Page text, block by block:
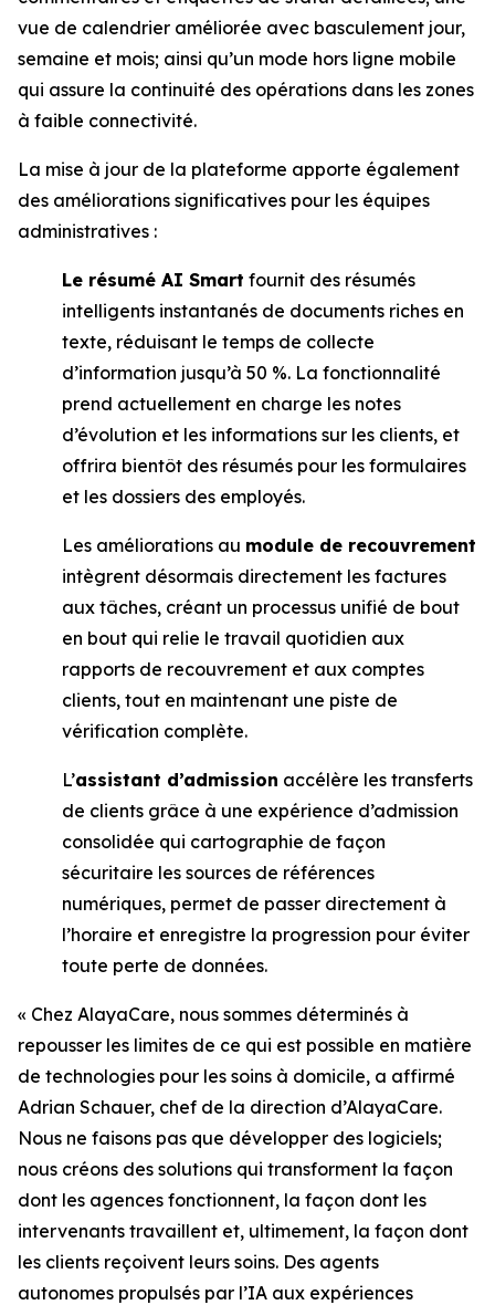
vue de calendrier améliorée avec basculement jour,
semaine et mois; ainsi qu’un mode hors ligne mobile
qui assure la continuité des opérations dans les zones
à faible connectivité.
La mise à jour de la plateforme apporte également
des améliorations significatives pour les équipes
administratives :
Le résumé AI Smart fournit des résumés
intelligents instantanés de documents riches en
texte, réduisant le temps de collecte
d’information jusqu’à 50 %. La fonctionnalité
prend actuellement en charge les notes
d’évolution et les informations sur les clients, et
offrira bientôt des résumés pour les formulaires
et les dossiers des employés.
Les améliorations au module de recouvrement
intègrent désormais directement les factures
aux tâches, créant un processus unifié de bout
en bout qui relie le travail quotidien aux
rapports de recouvrement et aux comptes
clients, tout en maintenant une piste de
vérification complète.
L’assistant d’admission accélère les transferts
de clients grâce à une expérience d’admission
consolidée qui cartographie de façon
sécuritaire les sources de références
numériques, permet de passer directement à
l’horaire et enregistre la progression pour éviter
toute perte de données.
« Chez AlayaCare, nous sommes déterminés à
repousser les limites de ce qui est possible en matière
de technologies pour les soins à domicile, a affirmé
Adrian Schauer, chef de la direction d’AlayaCare.
Nous ne faisons pas que développer des logiciels;
nous créons des solutions qui transforment la façon
dont les agences fonctionnent, la façon dont les
intervenants travaillent et, ultimement, la façon dont
les clients reçoivent leurs soins. Des agents
autonomes propulsés par l’IA aux expériences